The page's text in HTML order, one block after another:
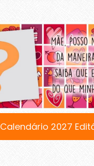
Calendário 2027